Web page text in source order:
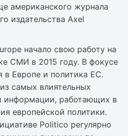
американского журнала
издательства Axel
начало свою работу на
СМИ в 2015 году. В фокусе
в Европе и политика ЕС.
самых влиятельных
информации, работающих в
европейской политики.
Politico регулярно